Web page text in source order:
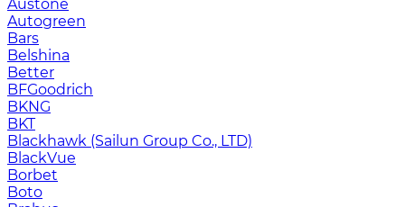
Austone
Autogreen
Bars
Belshina
Better
BFGoodrich
BKNG
BKT
Blackhawk (Sailun Group Co., LTD)
BlackVue
Borbet
Boto